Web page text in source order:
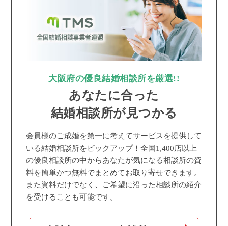
大阪府の優良結婚相談所を厳選!!
あなたに合った
結婚相談所が見つかる
会員様のご成婚を第一に考えてサービスを提供して
いる結婚相談所をピックアップ！全国1,400店以上
の優良相談所の中からあなたが気になる相談所の資
料を簡単かつ無料でまとめてお取り寄せできます。
また資料だけでなく、ご希望に沿った相談所の紹介
を受けることも可能です。